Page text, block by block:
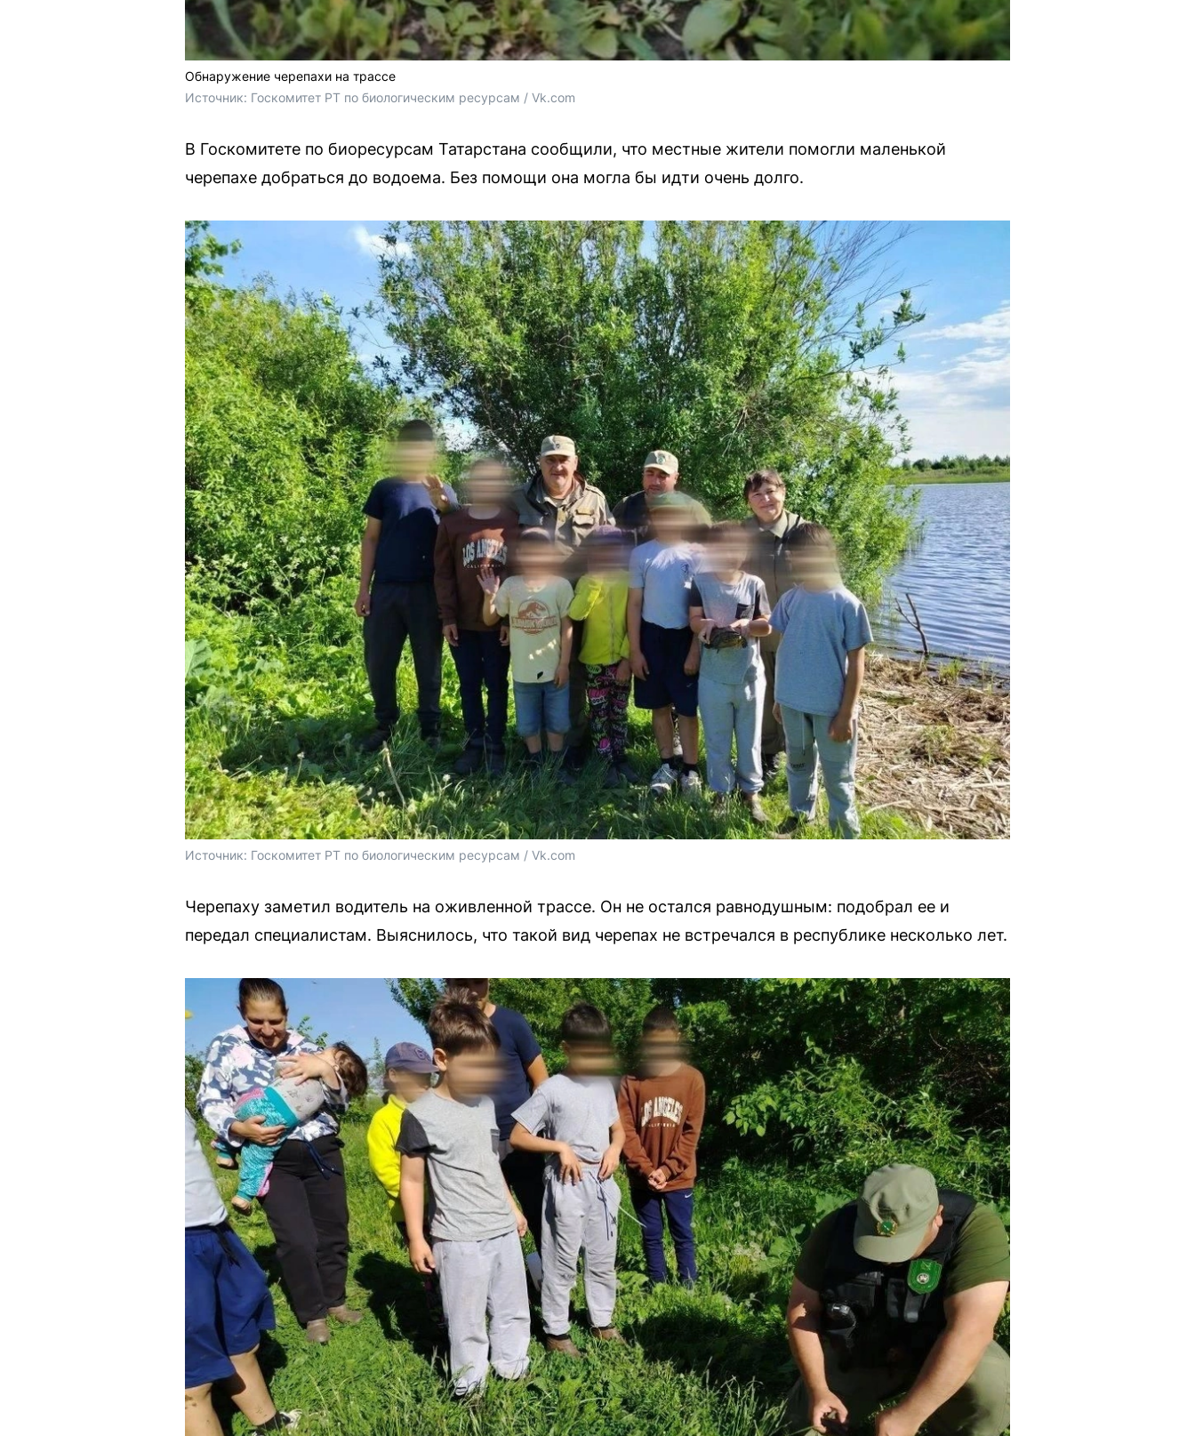
Обнаружение черепахи на трассе
Источник: Госкомитет РТ по биологическим ресурсам / Vk.com
В Госкомитете по биоресурсам Татарстана сообщили, что местные жители помогли маленькой
черепахе добраться до водоема. Без помощи она могла бы идти очень долго.
Источник: Госкомитет РТ по биологическим ресурсам / Vk.com
Черепаху заметил водитель на оживленной трассе. Он не остался равнодушным: подобрал ее и
передал специалистам. Выяснилось, что такой вид черепах не встречался в республике несколько лет.